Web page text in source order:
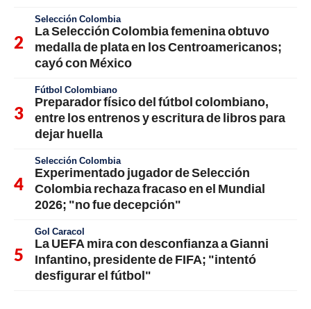
Selección Colombia
La Selección Colombia femenina obtuvo
medalla de plata en los Centroamericanos;
cayó con México
Fútbol Colombiano
Preparador físico del fútbol colombiano,
entre los entrenos y escritura de libros para
dejar huella
Selección Colombia
Experimentado jugador de Selección
Colombia rechaza fracaso en el Mundial
2026; "no fue decepción"
Gol Caracol
La UEFA mira con desconfianza a Gianni
Infantino, presidente de FIFA; "intentó
desfigurar el fútbol"